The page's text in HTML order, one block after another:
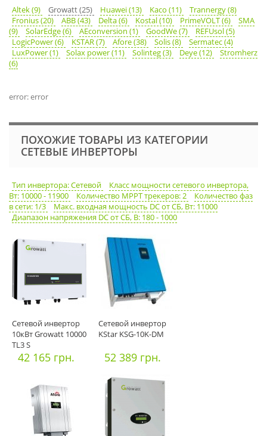
Altek (9) Growatt (25) Huawei (13) Kaco (11)
Trannergy (8)
Fronius (20)
ABB (43) Delta (6) Kostal (10) PrimeVOLT (6)
SMA
(9)
SolarEdge (6) AEconversion (1) GoodWe (7)
REFUsol (5)
LogicPower (6)
KSTAR (7) Afore (38) Solis (8)
Sermatec (4)
LuxPower (1)
Solax power (11) Solinteg (3) Deye (12)
Stromherz
(6)
error: error
ПОХОЖИЕ ТОВАРЫ ИЗ КАТЕГОРИИ
СЕТЕВЫЕ ИНВЕРТОРЫ
Тип инвертора: Сетевой
Класс мощности сетевого инвертора,
Вт: 10000 - 11900
Количество MPPT трекеров: 2
Количество фаз
в сети: 1/3
Макс. входная мощность DC от СБ, Вт: 11000
Диапазон напряжения DC от СБ, В: 180 - 1000
Сетевой инвертор
10кВт Growatt 10000
TL3 S
42 165 грн.
Сетевой инвертор
KStar KSG-10K-DM
52 389 грн.